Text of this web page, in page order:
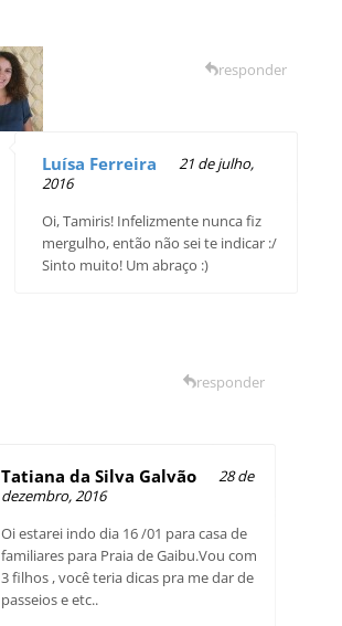
Luísa Ferreira
21 de julho,
2016
Oi, Tamiris! Infelizmente nunca fiz
mergulho, então não sei te indicar :/
Sinto muito! Um abraço :)
responder
Tatiana da Silva Galvão
28 de
dezembro, 2016
Oi estarei indo dia 16 /01 para casa de
familiares para Praia de Gaibu.Vou com
3 filhos , você teria dicas pra me dar de
passeios e etc..
responder